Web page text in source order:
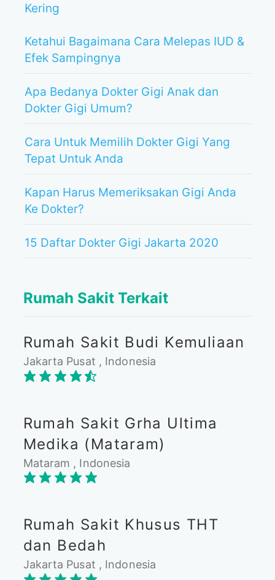
Kering
Ketahui Bagaimana Cara Melepas IUD &
Efek Sampingnya
Apa Bedanya Dokter Gigi Anak dan
Dokter Gigi Umum?
Cara Untuk Memilih Dokter Gigi Yang
Tepat Untuk Anda
Kapan Harus Memeriksakan Gigi Anda
Ke Dokter?
15 Daftar Dokter Gigi Jakarta 2020
Rumah Sakit Terkait
Rumah Sakit Budi Kemuliaan
Jakarta Pusat , Indonesia
Rumah Sakit Grha Ultima
Medika (Mataram)
Mataram , Indonesia
Rumah Sakit Khusus THT
dan Bedah
Jakarta Pusat , Indonesia